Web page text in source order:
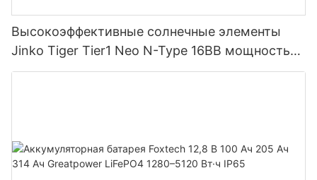
Высокоэффективные солнечные элементы
Jinko Tiger Tier1 Neo N-Type 16BB мощностью
590 Вт, 620 Вт, 630 Вт, 650 Вт, двусторонние